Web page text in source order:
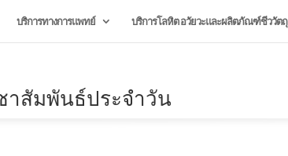
บริการทางการแพทย์ บริการโลหิต อวัยวะและผลิตภัณฑ์ชีววัตถุ
าสัมพันธ์ประจำวัน